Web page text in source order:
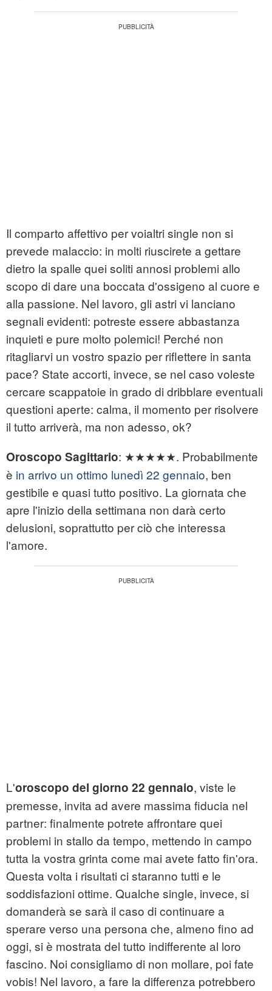
Il comparto affettivo per voialtri single non si
prevede malaccio: in molti riuscirete a gettare
dietro la spalle quei soliti annosi problemi allo
scopo di dare una boccata d'ossigeno al cuore e
alla passione. Nel lavoro, gli astri vi lanciano
segnali evidenti: potreste essere abbastanza
inquieti e pure molto polemici! Perché non
ritagliarvi un vostro spazio per riflettere in santa
pace? State accorti, invece, se nel caso voleste
cercare scappatoie in grado di dribblare eventuali
questioni aperte: calma, il momento per risolvere
il tutto arriverà, ma non adesso, ok?
Oroscopo Sagittario: ★★★★★. Probabilmente
è in arrivo un ottimo lunedì 22 gennaio, ben
gestibile e quasi tutto positivo. La giornata che
apre l'inizio della settimana non darà certo
delusioni, soprattutto per ciò che interessa
l'amore.
L'oroscopo del giorno 22 gennaio, viste le
premesse, invita ad avere massima fiducia nel
partner: finalmente potrete affrontare quei
problemi in stallo da tempo, mettendo in campo
tutta la vostra grinta come mai avete fatto fin'ora.
Questa volta i risultati ci staranno tutti e le
soddisfazioni ottime. Qualche single, invece, si
domanderà se sarà il caso di continuare a
sperare verso una persona che, almeno fino ad
oggi, si è mostrata del tutto indifferente al loro
fascino. Noi consigliamo di non mollare, poi fate
vobis! Nel lavoro, a fare la differenza potrebbero